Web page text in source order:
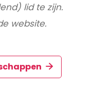
lid te zijn.
website.